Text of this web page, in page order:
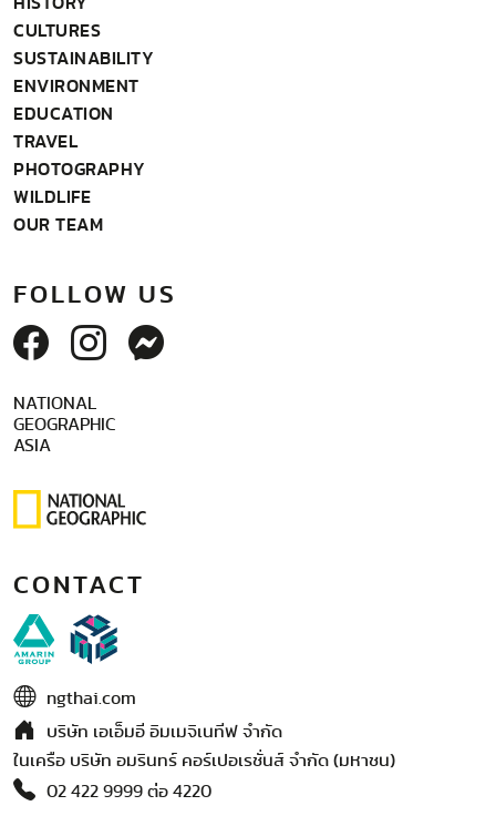
CULTURES
SUSTAINABILITY
ENVIRONMENT
EDUCATION
TRAVEL
PHOTOGRAPHY
WILDLIFE
OUR TEAM
FOLLOW US
NATIONAL
GEOGRAPHIC
ASIA
CONTACT
ngthai.com
บริษัท เอเอ็มอี อิมเมจิเนทีฟ จำกัด
ในเครือ บริษัท อมรินทร์ คอร์เปอเรชั่นส์ จำกัด (มหาชน)
02 422 9999 ต่อ 4220